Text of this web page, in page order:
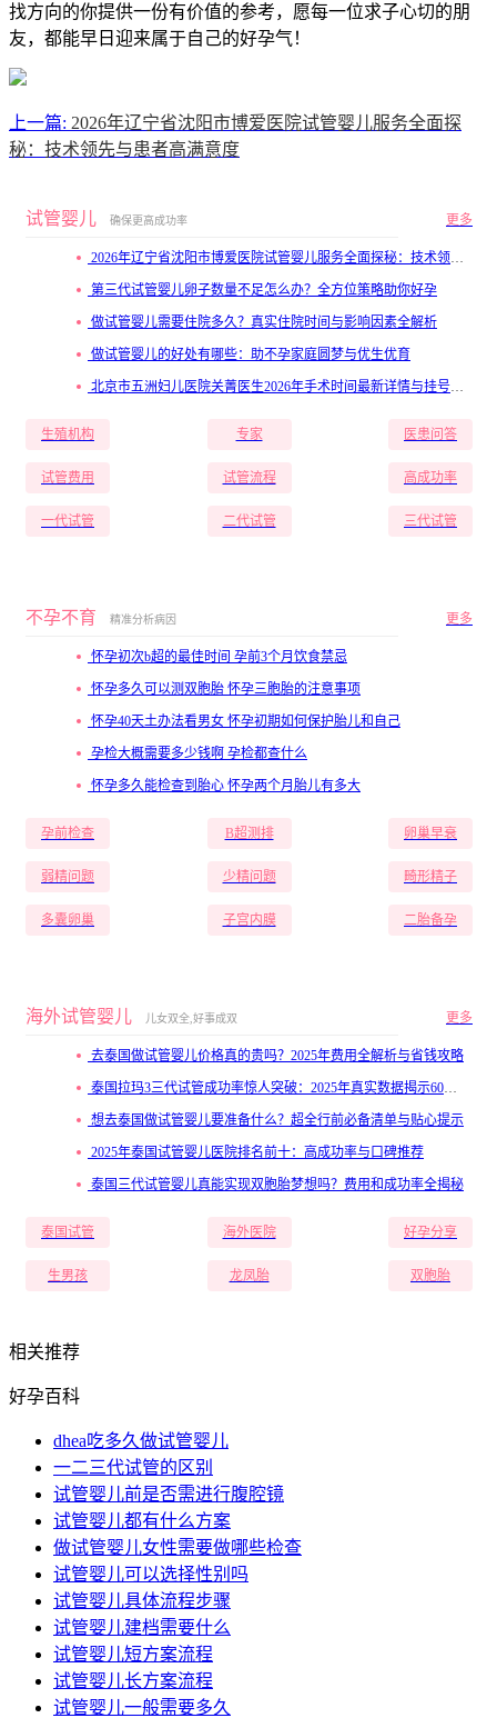
找方向的你提供一份有价值的参考，愿每一位求子心切的朋
友，都能早日迎来属于自己的好孕气！
上一篇: 2026年辽宁省沈阳市博爱医院试管婴儿服务全面探
秘：技术领先与患者高满意度
试管婴儿 确保更高成功率 更多
2026年辽宁省沈阳市博爱医院试管婴儿服务全面探秘：技术领先与患者高满意度
第三代试管婴儿卵子数量不足怎么办？全方位策略助你好孕
做试管婴儿需要住院多久？真实住院时间与影响因素全解析
做试管婴儿的好处有哪些：助不孕家庭圆梦与优生优育
北京市五洲妇儿医院关菁医生2026年手术时间最新详情与挂号技巧分享
生殖机构 专家 医患问答
试管费用 试管流程 高成功率
一代试管 二代试管 三代试管
不孕不育 精准分析病因 更多
怀孕初次b超的最佳时间 孕前3个月饮食禁忌
怀孕多久可以测双胞胎 怀孕三胞胎的注意事项
怀孕40天土办法看男女 怀孕初期如何保护胎儿和自己
孕检大概需要多少钱啊 孕检都查什么
怀孕多久能检查到胎心 怀孕两个月胎儿有多大
孕前检查 B超测排 卵巢早衰
弱精问题 少精问题 畸形精子
多囊卵巢 子宫内膜 二胎备孕
海外试管婴儿 儿女双全,好事成双 更多
去泰国做试管婴儿价格真的贵吗？2025年费用全解析与省钱攻略
泰国拉玛3三代试管成功率惊人突破：2025年真实数据揭示60%-80%高成功妊娠率
想去泰国做试管婴儿要准备什么？超全行前必备清单与贴心提示
2025年泰国试管婴儿医院排名前十：高成功率与口碑推荐
泰国三代试管婴儿真能实现双胞胎梦想吗？费用和成功率全揭秘
泰国试管 海外医院 好孕分享
生男孩 龙凤胎 双胞胎
相关推荐
好孕百科
dhea吃多久做试管婴儿
一二三代试管的区别
试管婴儿前是否需进行腹腔镜
试管婴儿都有什么方案
做试管婴儿女性需要做哪些检查
试管婴儿可以选择性别吗
试管婴儿具体流程步骤
试管婴儿建档需要什么
试管婴儿短方案流程
试管婴儿长方案流程
试管婴儿一般需要多久